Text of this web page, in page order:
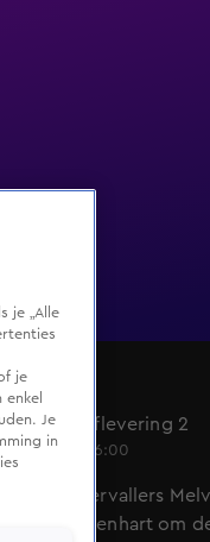
Kluis
5, aflevering 2
mei 2023, 16:00
Lukt het overvallers
Murthel Groenhart om
je „Alle
je
Je
in